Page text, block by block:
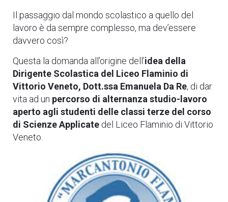
Il passaggio dal mondo scolastico a quello del
lavoro è da sempre complesso, ma dev’essere
davvero così?
Questa la domanda all’origine dell’idea della
Dirigente Scolastica del Liceo Flaminio di
Vittorio Veneto, Dott.ssa Emanuela Da Re, di dar
vita ad un percorso di alternanza studio-lavoro
aperto agli studenti delle classi terze del corso
di Scienze Applicate del Liceo Flaminio di Vittorio
Veneto.